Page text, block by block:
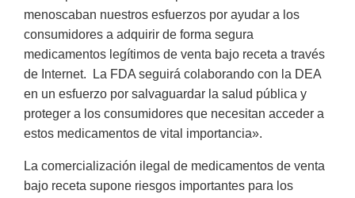
menoscaban nuestros esfuerzos por ayudar a los
consumidores a adquirir de forma segura
medicamentos legítimos de venta bajo receta a través
de Internet. La FDA seguirá colaborando con la DEA
en un esfuerzo por salvaguardar la salud pública y
proteger a los consumidores que necesitan acceder a
estos medicamentos de vital importancia».
La comercialización ilegal de medicamentos de venta
bajo receta supone riesgos importantes para los